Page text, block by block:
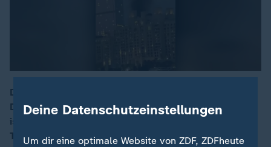
00:16
Die Golfregion ist für den Luftverkehr ein wichtiges
Drehkreuz. Seit den US-amerikanischen und
israelischen Angriffen auf Iran sitzen hunderttausende
Touristen fest.
Deine Datenschutzeinstellungen
Um dir eine optimale Website von ZDF, ZDFheute